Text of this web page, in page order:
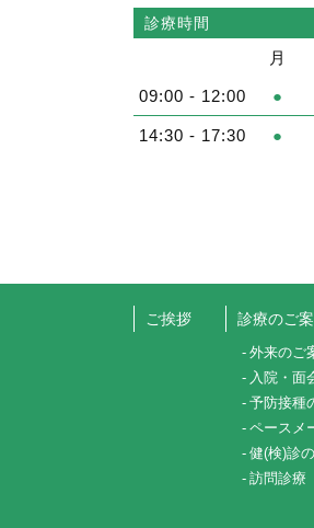
診療時間
月
09:00 - 12:00 ●
14:30 - 17:30 ●
ご挨拶 診療のご
外来のご
入院・面
予防接種
ペースメ
健(検)診
訪問診療